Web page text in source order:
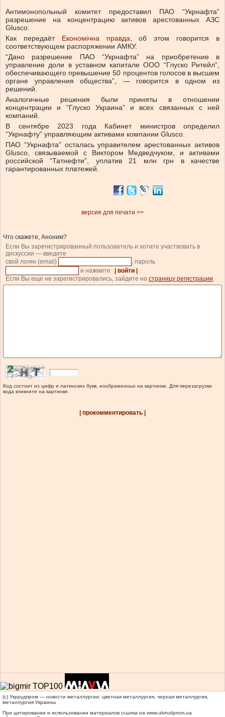
Антимонопольный комитет предоставил ПАО “Укрнафта”
разрешение на концентрацию активов арестованных АЗС
Glusco.
Как передаёт Економічна правда, об этом говорится в
соответствующем распоряжении АМКУ.
“Дано разрешение ПАО “Укрнафта” на приобретение в
управление доли в уставном капитале ООО “Глуско Ритейл”,
обеспечивающего превышение 50 процентов голосов в высшем
органе управления общества”, — говорится в одном из
решений.
Аналогичные решения были приняты в отношении
концентрации и “Глуско Украина” и всех связанных с ней
компаний.
В сентябре 2023 года Кабинет министров определил
“Укрнафту” управляющим активами компании Glusco.
ПАО “Укрнафта” осталась управителем арестованных активов
Glusco, связываемой с Виктором Медведчуком, и активами
российской “Татнефти”, уплатив 21 млн грн в качестве
гарантированных платежей.
версия для печати >>
Что скажете, Аноним?
Если Вы зарегистрированный пользователь и хотите участвовать в
дискуссии — введите
свой логин (email)
, пароль
и нажмите
| войти |
.
Если Вы еще не зарегистрировались, зайдите на страницу регистрации.
Код состоит из цифр и латинских букв, изображенных на картинке. Для перезагрузки
кода кликните на картинке.
| прокомментировать |
(c) Укррудпром — новости металлургии: цветная металлургия, черная металлургия,
металлургия Украины
При цитировании и использовании материалов ссылка на www.ukrrudprom.ua